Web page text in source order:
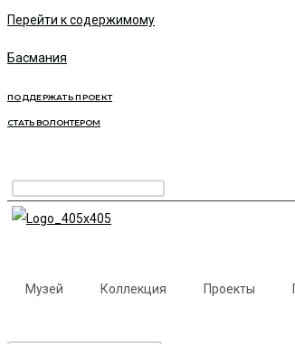
Перейти к содержимому
Басмания
ПОДДЕРЖАТЬ ПРОЕКТ
СТАТЬ ВОЛОНТЕРОМ
Музей Коллекция Проекты